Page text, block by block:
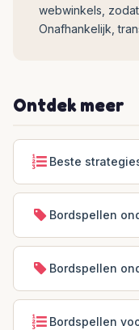
webwinkels,
Onafhankelijk,
Ontdek meer
Beste
Bordspellen
Bordspellen
Bordspellen